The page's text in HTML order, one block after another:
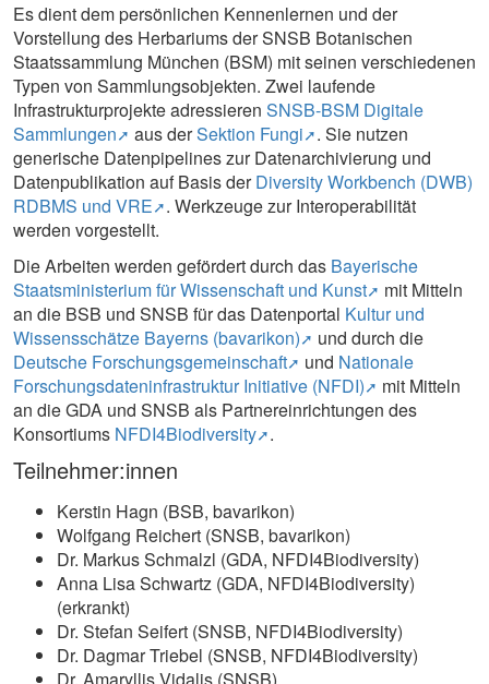
Es dient dem persönlichen Kennenlernen und der
Vorstellung des Herbariums der SNSB Botanischen
Staatssammlung München (BSM) mit seinen verschiedenen
Typen von Sammlungsobjekten. Zwei laufende
Infrastrukturprojekte adressieren SNSB-BSM Digitale
Sammlungen
aus derSektion Fungi
. Sie nutzen
generische Datenpipelines zur Datenarchivierung und
Datenpublikation auf Basis derDiversity Workbench (DWB)
RDBMS und VRE
. Werkzeuge zur Interoperabilität
werden vorgestellt.
Die Arbeiten werden gefördert durch das Bayerische
Staatsministerium für Wissenschaft und Kunst
mit Mitteln
an die BSB und SNSB für das Datenportal Kultur und
Wissensschätze Bayerns (bavarikon)
und durch die
Deutsche Forschungsgemeinschaft
und Nationale
Forschungsdateninfrastruktur Initiative (NFDI)
mit Mitteln
an die GDA und SNSB als Partnereinrichtungen des
Konsortiums NFDI4Biodiversity .
Teilnehmer:innen
Kerstin Hagn (BSB, bavarikon)
Wolfgang Reichert (SNSB, bavarikon)
Dr. Markus Schmalzl (GDA, NFDI4Biodiversity)
Anna Lisa Schwartz (GDA, NFDI4Biodiversity)
(erkrankt)
Dr. Stefan Seifert (SNSB, NFDI4Biodiversity)
Dr. Dagmar Triebel (SNSB, NFDI4Biodiversity)
Dr. Amaryllis Vidalis (SNSB)